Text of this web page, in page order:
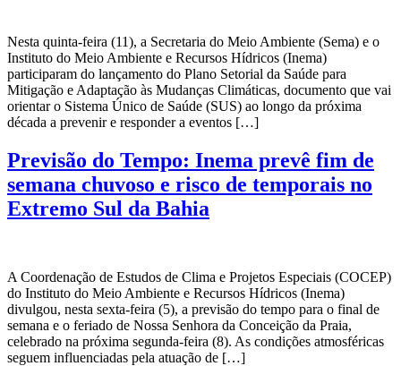
Nesta quinta-feira (11), a Secretaria do Meio Ambiente (Sema) e o
Instituto do Meio Ambiente e Recursos Hídricos (Inema)
participaram do lançamento do Plano Setorial da Saúde para
Mitigação e Adaptação às Mudanças Climáticas, documento que vai
orientar o Sistema Único de Saúde (SUS) ao longo da próxima
década a prevenir e responder a eventos […]
Previsão do Tempo: Inema prevê fim de
semana chuvoso e risco de temporais no
Extremo Sul da Bahia
A Coordenação de Estudos de Clima e Projetos Especiais (COCEP)
do Instituto do Meio Ambiente e Recursos Hídricos (Inema)
divulgou, nesta sexta-feira (5), a previsão do tempo para o final de
semana e o feriado de Nossa Senhora da Conceição da Praia,
celebrado na próxima segunda-feira (8). As condições atmosféricas
seguem influenciadas pela atuação de […]